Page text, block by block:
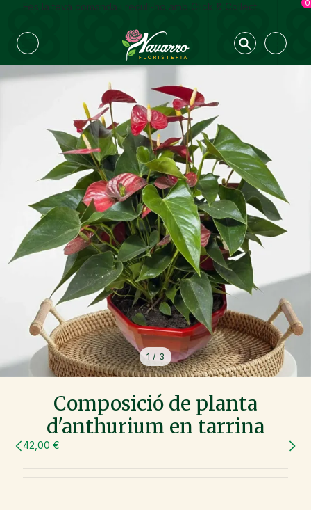
Fes la teva comanda i recull-ho amb Click & Collect 0
1 / 3
Composició de planta
d'anthurium en tarrina
42,00 €